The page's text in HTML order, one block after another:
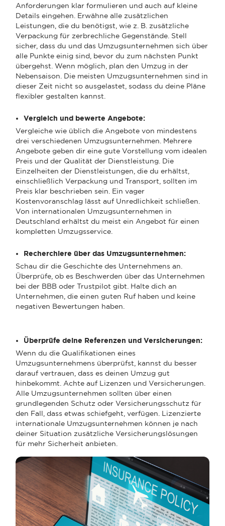
Anforderungen klar formulieren und auch auf kleine
Details eingehen. Erwähne alle zusätzlichen
Leistungen, die du benötigst, wie z. B. zusätzliche
Verpackung für zerbrechliche Gegenstände. Stell
sicher, dass du und das Umzugsunternehmen sich über
alle Punkte einig sind, bevor du zum nächsten Punkt
übergehst. Wenn möglich, plan den Umzug in der
Nebensaison. Die meisten Umzugsunternehmen sind in
dieser Zeit nicht so ausgelastet, sodass du deine Pläne
flexibler gestalten kannst.
Vergleich und bewerte Angebote:
Vergleiche wie üblich die Angebote von mindestens
drei verschiedenen Umzugsunternehmen. Mehrere
Angebote geben dir eine gute Vorstellung vom idealen
Preis und der Qualität der Dienstleistung. Die
Einzelheiten der Dienstleistungen, die du erhältst,
einschließlich Verpackung und Transport, sollten im
Preis klar beschrieben sein. Ein vager
Kostenvoranschlag lässt auf Unredlichkeit schließen.
Von internationalen Umzugsunternehmen in
Deutschland erhältst du meist ein Angebot für einen
kompletten Umzugsservice.
Recherchiere über das Umzugsunternehmen:
Schau dir die Geschichte des Unternehmens an.
Überprüfe, ob es Beschwerden über das Unternehmen
bei der BBB oder Trustpilot gibt. Halte dich an
Unternehmen, die einen guten Ruf haben und keine
negativen Bewertungen haben.
Überprüfe deine Referenzen und Versicherungen:
Wenn du die Qualifikationen eines
Umzugsunternehmens überprüfst, kannst du besser
darauf vertrauen, dass es deinen Umzug gut
hinbekommt. Achte auf Lizenzen und Versicherungen.
Alle Umzugsunternehmen sollten über einen
grundlegenden Schutz oder Versicherungsschutz für
den Fall, dass etwas schiefgeht, verfügen. Lizenzierte
internationale Umzugsunternehmen können je nach
deiner Situation zusätzliche Versicherungslösungen
für mehr Sicherheit anbieten.